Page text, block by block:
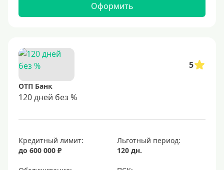
Оформить
5
ОТП Банк
120 дней без %
Кредитный лимит:
до 600 000 ₽
Льготный период:
120 дн.